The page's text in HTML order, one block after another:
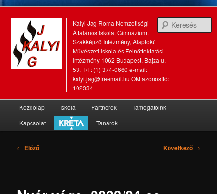
Kalyi Jag Roma Nemzetiségi
Általános Iskola, Gimnázium,
Szakképző Intézmény, Alapfokú
Művészeti Iskola és Felnőttoktatási
Intézmény 1062 Budapest, Bajza u.
53. T/F: (1) 374-0660 e-mail:
kalyi.jag@freemail.hu OM azonosító:
102334
Tovább
az
Tovább
a
Kezdőlap Iskola Partnerek
Támogatóink
Kapcsolat
Tanárok
Bejegyzés
← Előző Következő →